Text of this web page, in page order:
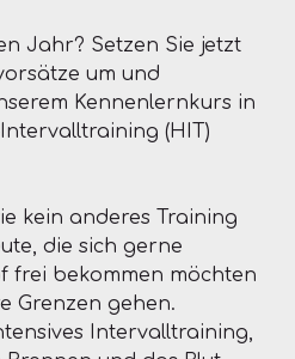
Jahr? Setzen Sie jetzt
um und
Kennenlernkurs in
(HIT)
kein anderes Training
die sich gerne
frei bekommen möchten
Grenzen gehen.
Intervalltraining,